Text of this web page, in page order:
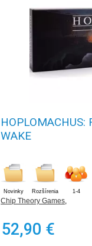
HOPLOMACHUS:
WAKE
Novinky Rozšírenia 1-4
Chip Theory Games,
52,90 €